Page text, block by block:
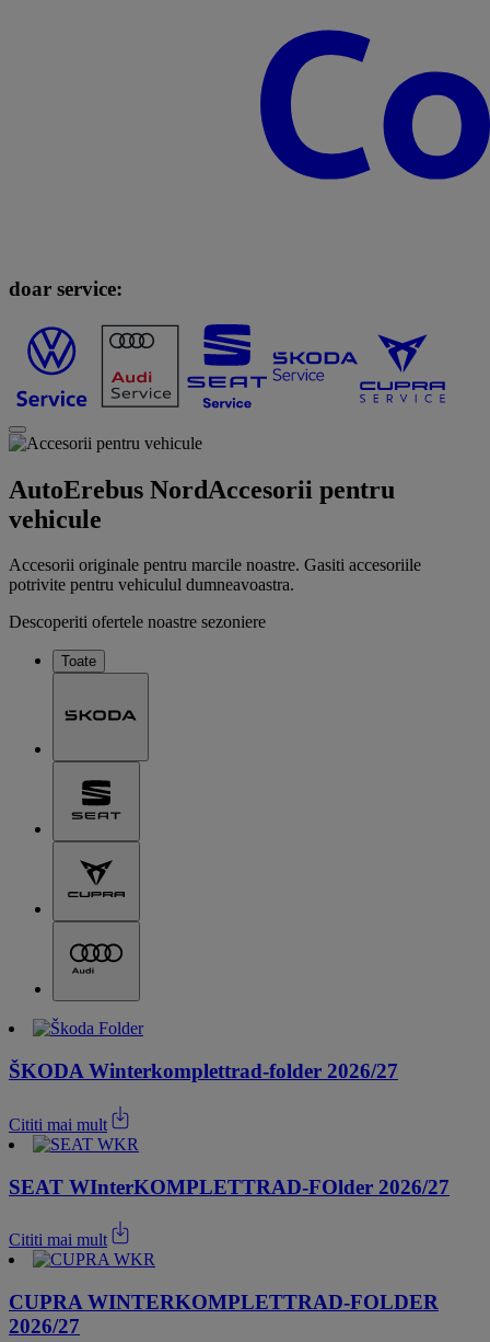
doar service:
AutoErebus NordAccesorii pentru
vehicule
Accesorii originale pentru marcile noastre. Gasiti accesoriile
potrivite pentru vehiculul dumneavoastra.
Descoperiti ofertele noastre sezoniere
Toate
ŠKODA Winterkomplettrad-folder 2026/27
Cititi mai mult
SEAT WInterKOMPLETTRAD-FOlder 2026/27
Cititi mai mult
CUPRA WINTERKOMPLETTRAD-FOLDER
2026/27